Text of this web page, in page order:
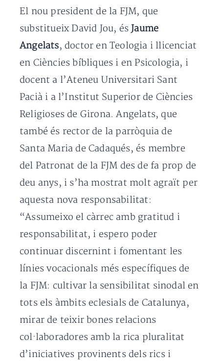
El nou president de la FJM, que
substitueix David Jou, és Jaume
Angelats, doctor en Teologia i llicenciat
en Ciències bíbliques i en Psicologia, i
docent a l’Ateneu Universitari Sant
Pacià i a l’Institut Superior de Ciències
Religioses de Girona. Angelats, que
també és rector de la parròquia de
Santa Maria de Cadaqués, és membre
del Patronat de la FJM des de fa prop de
deu anys, i s’ha mostrat molt agraït per
aquesta nova responsabilitat:
“Assumeixo el càrrec amb gratitud i
responsabilitat, i espero poder
continuar discernint i fomentant les
línies vocacionals més específiques de
la FJM: cultivar la sensibilitat sinodal en
tots els àmbits eclesials de Catalunya,
mirar de teixir bones relacions
col·laboradores amb la rica pluralitat
d’iniciatives provinents dels rics i